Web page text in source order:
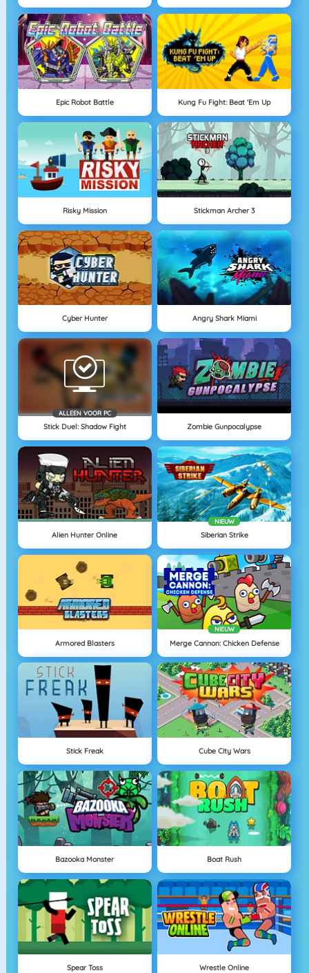
Epic Robot Battle Kung Fu Fight: Beat 'Em Up
Risky Mission Stickman Archer 3
Cyber Hunter Angry Shark Miami
ALLEEN VOOR PC
Stick Duel: Shadow Fight Zombie Gunpocalypse
Alien Hunter Online
NIEUW
Siberian Strike
Armored Blasters
NIEUW
Merge Cannon: Chicken Defense
Stick Freak Cube City Wars
Bazooka Monster Boat Rush
Spear Toss Wrestle Online